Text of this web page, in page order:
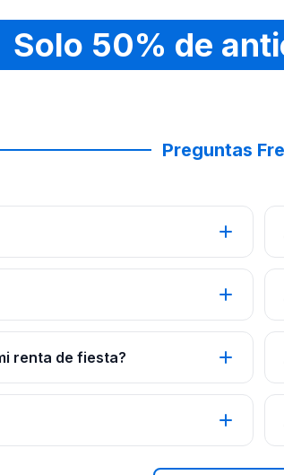
Solo 50% de
Preguntas
renta de fiesta?